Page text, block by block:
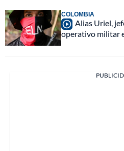
COLOMBIA
Alias Uriel,
operativo militar